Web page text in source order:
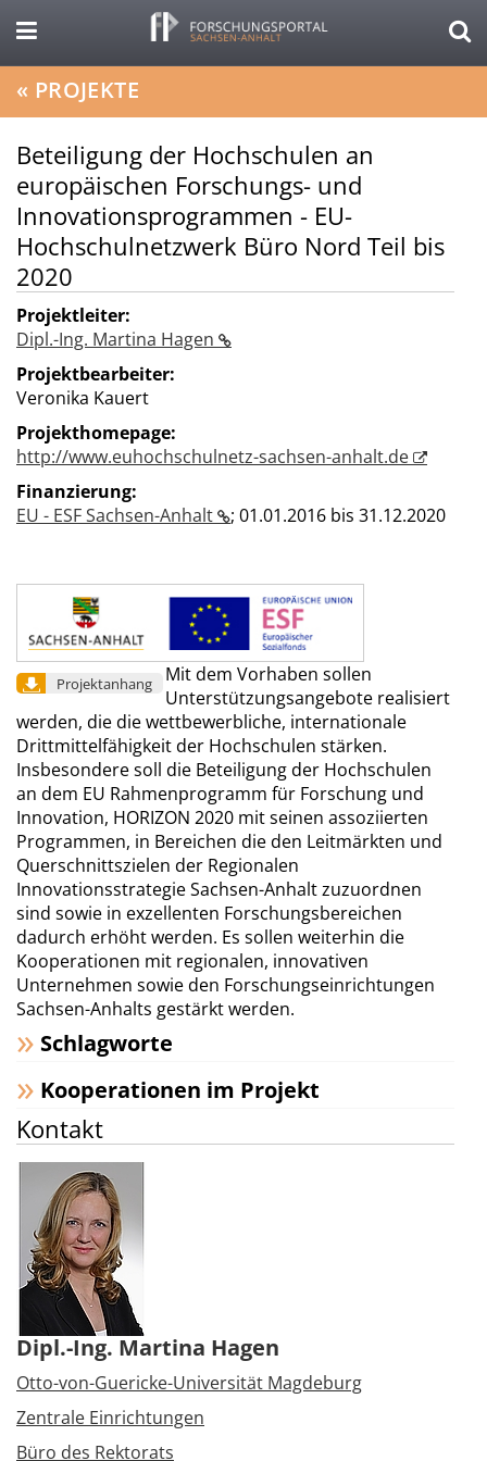
« PROJEKTE
Beteiligung der Hochschulen an
europäischen Forschungs- und
Innovationsprogrammen - EU-
Hochschulnetzwerk Büro Nord Teil bis
2020
Projektleiter:
Dipl.-Ing. Martina Hagen
Projektbearbeiter:
Veronika Kauert
Projekthomepage:
http://www.euhochschulnetz-sachsen-anhalt.de
Finanzierung:
EU - ESF Sachsen-Anhalt
; 01.01.2016 bis 31.12.2020
Projektanhang
Mit dem Vorhaben sollen
Unterstützungsangebote realisiert
werden, die die wettbewerbliche, internationale
Drittmittelfähigkeit der Hochschulen stärken.
Insbesondere soll die Beteiligung der Hochschulen
an dem EU Rahmenprogramm für Forschung und
Innovation, HORIZON 2020 mit seinen assoziierten
Programmen, in Bereichen die den Leitmärkten und
Querschnittszielen der Regionalen
Innovationsstrategie Sachsen-Anhalt zuzuordnen
sind sowie in exzellenten Forschungsbereichen
dadurch erhöht werden. Es sollen weiterhin die
Kooperationen mit regionalen, innovativen
Unternehmen sowie den Forschungseinrichtungen
Sachsen-Anhalts gestärkt werden.
Schlagworte
Kooperationen im Projekt
Kontakt
Dipl.-Ing. Martina Hagen
Otto-von-Guericke-Universität Magdeburg
Zentrale Einrichtungen
Büro des Rektorats